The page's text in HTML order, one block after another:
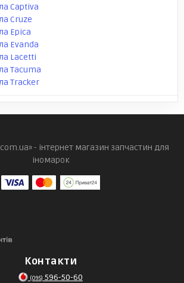
Captiva
Cruze
Epica
Evanda
Lacetti
Tacuma
Tracker
- інтернет магазин запчастин для
іномарок
Контакти
(095) 596-50-60